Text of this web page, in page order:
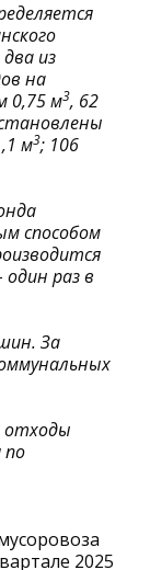
из
на
0,75 м3, 62
м3; 106
способом
раз в
За
отходы
по
2025